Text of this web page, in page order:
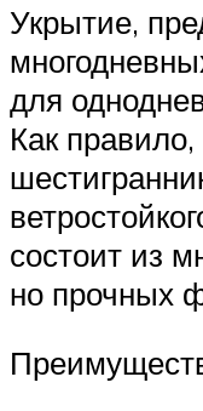
Укрытие,
для
Как
состоит из
но прочных